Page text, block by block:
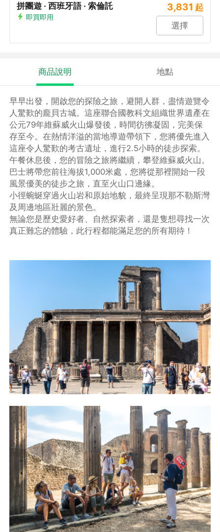
拼團遊 · 西班牙語 · 索倫託
即買即用
3,831 起
選擇
商品說明 地點
早早出發，開啟您的探險之旅，避開人群，盡情遊覽令
人驚歎的龐貝古城。這座聯合國教科文組織世界遺產在
公元79年維蘇威火山爆發後，時間彷彿凝固，完美保
存至今。在熱情洋溢的當地導遊帶領下，您將優先進入
這座令人驚歎的考古遺址，進行2.5小時的徒步探索。
午餐休息後，您的冒險之旅將繼續，攀登維蘇威火山。
巴士將帶您前往海拔1,000米處，您將從那裡開始一段
風景優美的徒步之旅，直至火山口邊緣。
小徑蜿蜒穿過火山岩和原始地貌，最終呈現那不勒斯灣
及周邊地區壯麗的景色。
無論您是歷史愛好者、自然探索者，還是隻想尋找一次
真正難忘的體驗，此行程都能滿足您的所有期待！